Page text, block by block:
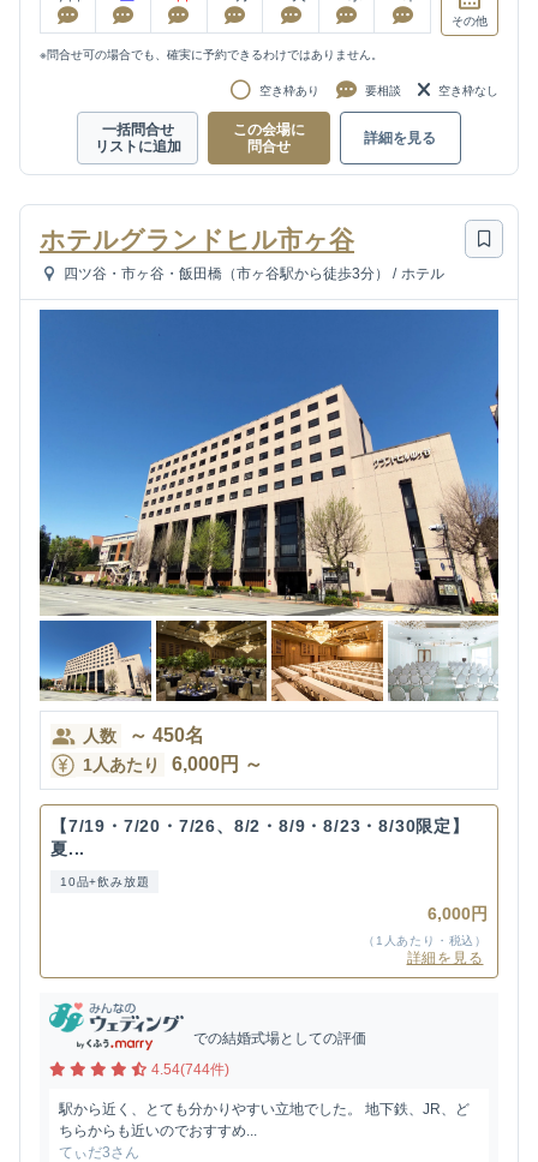
その他
※問合せ可の場合でも、確実に予約できるわけではありません。
空き枠あり 要相談 空き枠なし
一括問合せ
リストに追加
この会場に
問合せ
詳細を見る
ホテルグランドヒル市ヶ谷
四ツ谷・市ヶ谷・飯田橋（市ヶ谷駅から徒歩3分） / ホテル
人数 ～ 450名
1人あたり 6,000円 ～
【7/19・7/20・7/26、8/2・8/9・8/23・8/30限定】
夏...
10品+飲み放題
6,000円
（1人あたり・税込）
詳細を見る
での結婚式場としての評価
4.54(744件)
駅から近く、とても分かりやすい立地でした。 地下鉄、JR、ど
ちらからも近いのでおすすめ...
てぃだ3さん